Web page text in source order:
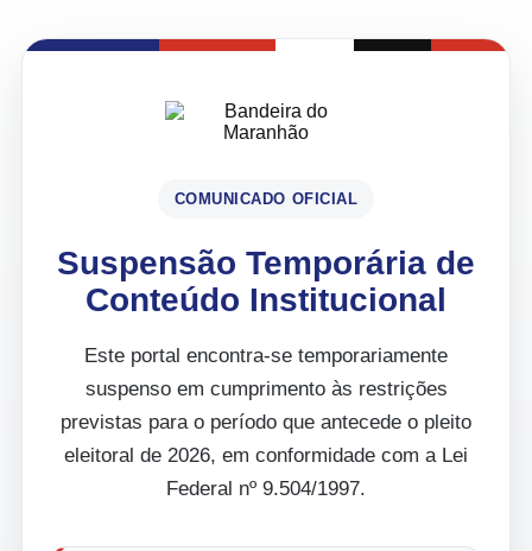
COMUNICADO OFICIAL
Suspensão Temporária de
Conteúdo Institucional
Este portal encontra-se temporariamente
suspenso em cumprimento às restrições
previstas para o período que antecede o pleito
eleitoral de 2026, em conformidade com a Lei
Federal nº 9.504/1997.